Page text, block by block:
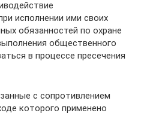
исполнении ими своих
обязанностей по охране
общественного
в процессе пресечения
с сопротивлением
которого применено